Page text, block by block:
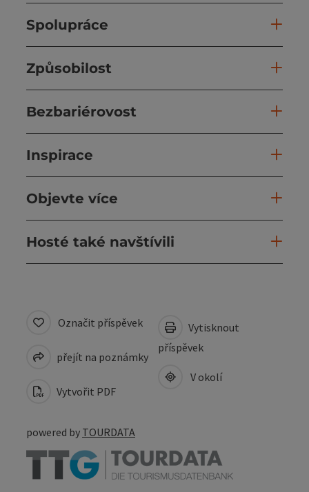
Spolupráce
Způsobilost
Bezbariérovost
Inspirace
Objevte více
Hosté také navštívili
Označit příspěvek
přejít na poznámky
Vytvořit PDF
Vytisknout
příspěvek
V okolí
powered by TOURDATA